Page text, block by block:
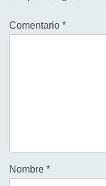
Comentario *
Nombre *